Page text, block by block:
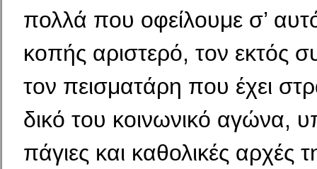
πολλά που οφείλουμε σ’
κοπής αριστερό, τον εκτός
τον πεισματάρη που έχει
δικό του κοινωνικό αγώνα,
πάγιες και κα­θολικές αρχές